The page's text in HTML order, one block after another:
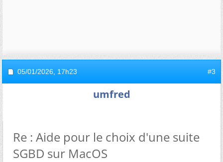
05/01/2026, 17h23 #3
umfred
Re : Aide pour le choix d'une suite
SGBD sur MacOS